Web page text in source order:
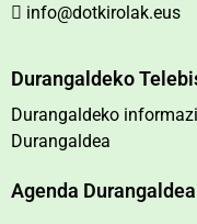
info@dotkirolak.eus
Durangaldeko
Durangaldeko
Durangaldea
Agenda Durangaldea